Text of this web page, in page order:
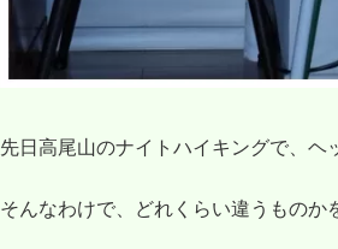
先日高尾山のナイトハイキングで、ヘ
そんなわけで、どれくらい違うものか